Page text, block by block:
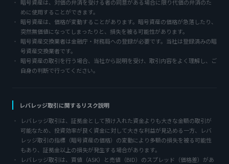
暗号資産は、対価の弁済を受ける者の同意がある場合に限り代価の弁済のた
めに使用することができます。
暗号資産は、価格が変動することがあります。暗号資産の価格が急落したり、
突然無価値になってしまったりと、損失を被る可能性があります。
暗号資産交換業者は金融庁・財務局への登録が必要です。当社は登録済みの暗
号資産交換業者です。
暗号資産の取引を行う場合、当社から説明を受け、取引内容をよく理解し、ご
自身の判断で行ってください。
レバレッジ取引に関するリスク説明
レバレッジ取引は、証拠金として預け入れた資金よりも大きな金額の取引が
可能なため、投資効率が良く資金に対して大きな利益が見込める一方、レバ
レッジ取引の指標（暗号資産の価格）の変動により多額の損失を被る可能性
もあり、証拠金以上の損失が発生する場合があります。
レバレッジ取引は、買値（ASK）と売値（BID）のスプレッド（価格差）があ